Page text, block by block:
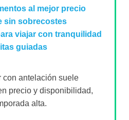
al mejor precio
sin sobrecostes
viajar con tranquilidad
guiadas
con antelación suele
precio y disponibilidad,
alta.